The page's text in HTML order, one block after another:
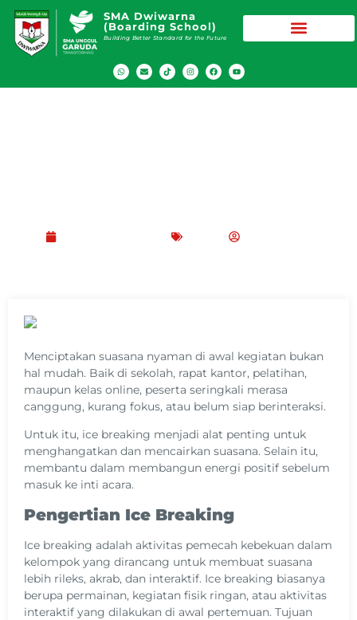
SMA Dwiwarna
(Boarding School)
Building Better Standard for the Future
Menciptakan suasana nyaman di awal kegiatan bukan
hal mudah. Baik di sekolah, rapat kantor, pelatihan,
maupun kelas online, peserta seringkali merasa
canggung, kurang fokus, atau belum siap berinteraksi.
Untuk itu, ice breaking menjadi alat penting untuk
menghangatkan dan mencairkan suasana. Selain itu,
membantu dalam membangun energi positif sebelum
masuk ke inti acara.
Pengertian Ice Breaking
Ice breaking adalah aktivitas pemecah kebekuan dalam
kelompok yang dirancang untuk membuat suasana
lebih rileks, akrab, dan interaktif. Ice breaking biasanya
berupa permainan, kegiatan fisik ringan, atau aktivitas
interaktif yang dilakukan di awal pertemuan. Tujuan